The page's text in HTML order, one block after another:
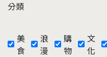
分類
美
食
浪
漫
購
物
文
化